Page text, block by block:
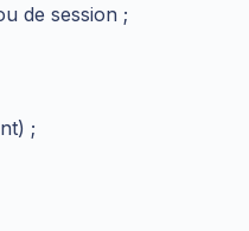
de session ;
;